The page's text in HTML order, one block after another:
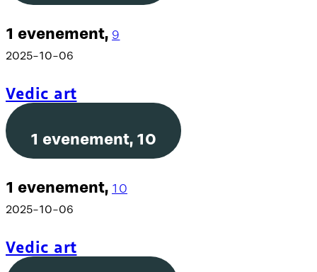
1 evenement, 9
2025-10-06
Vedic art
1 evenement, 10
1 evenement, 10
2025-10-06
Vedic art